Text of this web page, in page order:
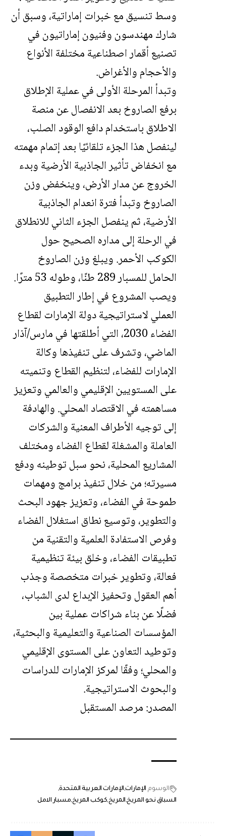
وسط تنسيق مع خبرات إماراتية، وسبق أن
شارك مهندسون وفنيون إماراتيون في
تصنيع أقمار اصطناعية مختلفة الأنواع
والأحجام والأغراض.
وتبدأ المرحلة الأولى في عملية الإطلاق
برفع الصاروخ بعد الانفصال عن منصة
الاطلاق باستخدام دافع الوقود الصلب،
لينفصل هذا الجزء تلقائيًا بعد إتمام مهمته
مع انخفاض تأثير الجاذبية الأرضية وبدء
الخروج عن مدار الأرض، وينخفض وزن
الصاروخ وتبدأ فترة انعدام الجاذبية
الأرضية، ثم ينفصل الجزء الثاني للانطلاق
في الرحلة إلى مداره الصحيح حول
الكوكب الأحمر. ويبلغ وزن الصاروخ
الحامل للمسبار 289 طنًا، وطوله 53 مترًا.
ويصب المشروع في إطار التطبيق
العملي لاستراتيجية دولة الإمارات لقطاع
الفضاء 2030، التي أطلقتها في مارس/آذار
الماضي، وتشرف على تنفيذها وكالة
الإمارات للفضاء، لتنظيم القطاع وتنميته
على المستويين الإقليمي والعالمي وتعزيز
مساهمته في الاقتصاد المحلي. والهادفة
إلى توجيه الأطراف المعنية والشركات
العاملة والمشغلة لقطاع الفضاء ومختلف
المشاريع المحلية، نحو سبل توطينه ودفع
مسيرته؛ من خلال تنفيذ برامج ومهمات
طموحة في الفضاء، وتعزيز جهود البحث
والتطوير، وتوسيع نطاق استغلال الفضاء
وفرص الاستفادة العلمية والتقنية من
تطبيقات الفضاء، وخلق بيئة تنظيمية
فعالة، وتطوير خبرات متخصصة وجذب
أهم العقول وتحفيز الإبداع لدى الشباب،
فضلًا عن بناء شراكات عملية بين
المؤسسات الصناعية والتعليمية والبحثية،
وتوطيد التعاون على المستوى الإقليمي
والمحلي؛ وفقًا لمركز الإمارات للدراسات
والبحوث الاستراتيجية.
المصدر:مرصد المستقبل
الوسوم الإمارات الإمارات العربية المتحدة
السباق نحو المريخ المريخكوكب المريخمسبار الامل